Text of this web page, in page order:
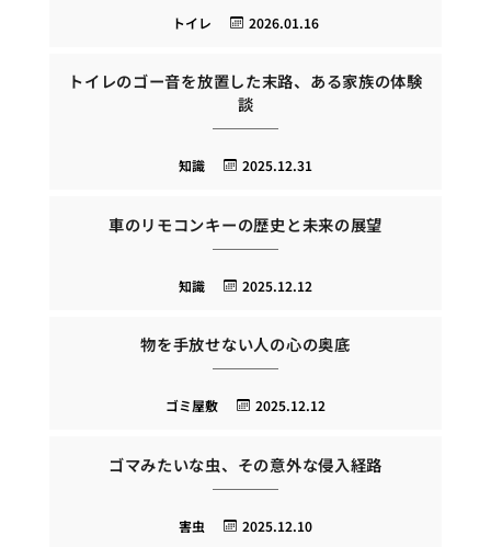
2026.01.16
トイレ
トイレのゴー音を放置した末路、ある家族の体験
談
2025.12.31
知識
車のリモコンキーの歴史と未来の展望
2025.12.12
知識
物を手放せない人の心の奥底
2025.12.12
ゴミ屋敷
ゴマみたいな虫、その意外な侵入経路
2025.12.10
害虫